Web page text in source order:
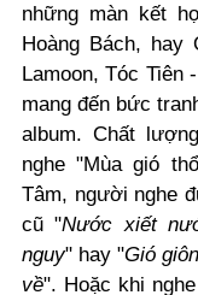
những màn kết
Hoàng Bách, hay
Lamoon, Tóc Tiên
mang đến bức
album. Chất
nghe "Mùa gió
Tâm, người nghe
cũ "Nước xiết
nguy" hay "Gió
về". Hoặc khi